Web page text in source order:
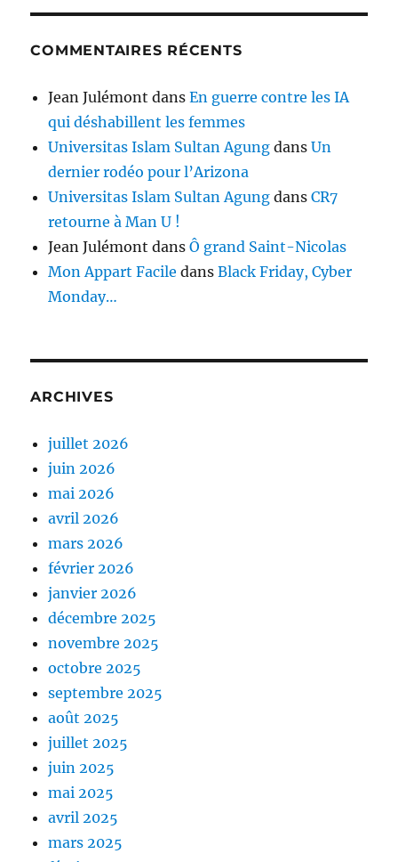
COMMENTAIRES RÉCENTS
Jean Julémont dansEn guerre contre les IA
qui déshabillent les femmes
Universitas Islam Sultan Agung dansUn
dernier rodéo pour l’Arizona
Universitas Islam Sultan Agung dansCR7
retourne à Man U !
Jean Julémont dansÔ grand Saint-Nicolas
Mon Appart Facile dansBlack Friday, Cyber
Monday…
ARCHIVES
juillet 2026
juin 2026
mai 2026
avril 2026
mars 2026
février 2026
janvier 2026
décembre 2025
novembre 2025
octobre 2025
septembre 2025
août 2025
juillet 2025
juin 2025
mai 2025
avril 2025
mars 2025